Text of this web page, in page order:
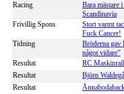
Racing
Bara mästare
Scandinavia
Frivillig Spons
Stort varmt
Fuck Cancer!
Tidning
Bröderna gav
något vidare”
Resultat
RC
Resultat
Björn
Resultat